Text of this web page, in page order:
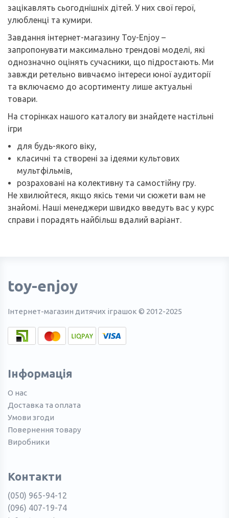
зацікавлять сьогоднішніх дітей. У них свої герої,
улюбленці та кумири.
Завдання інтернет-магазину Toy-Enjoy –
запропонувати максимально трендові моделі, які
однозначно оцінять сучасники, що підростають. Ми
завжди ретельно вивчаємо інтереси юної аудиторії
та включаємо до асортименту лише актуальні
товари.
На сторінках нашого каталогу ви знайдете настільні
ігри
для будь-якого віку,
класичні та створені за ідеями культових
мультфільмів,
розраховані на колективну та самостійну гру.
Не хвилюйтеся, якщо якісь теми чи сюжети вам не
знайомі. Наші менеджери швидко введуть вас у курс
справи і порадять найбільш вдалий варіант.
toy-enjoy
Інтернет-магазин дитячих іграшок © 2012-2025
Інформація
О нас
Доставка та оплата
Умови згоди
Повернення товару
Виробники
Контакти
(050) 965-94-12
(096) 407-19-74